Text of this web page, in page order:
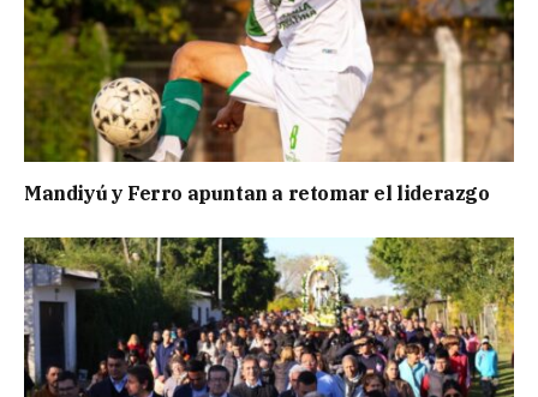
Mandiyú y Ferro apuntan a retomar el liderazgo